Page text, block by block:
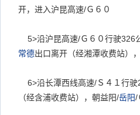
开，进入沪昆高速/Ｇ６０
5>沿沪昆高速/Ｇ６０行驶326
常德出口离开（经湘潭收费站）
6>沿长潭西线高速/Ｓ４１行
（经含浦收费站），朝益阳/岳阳/